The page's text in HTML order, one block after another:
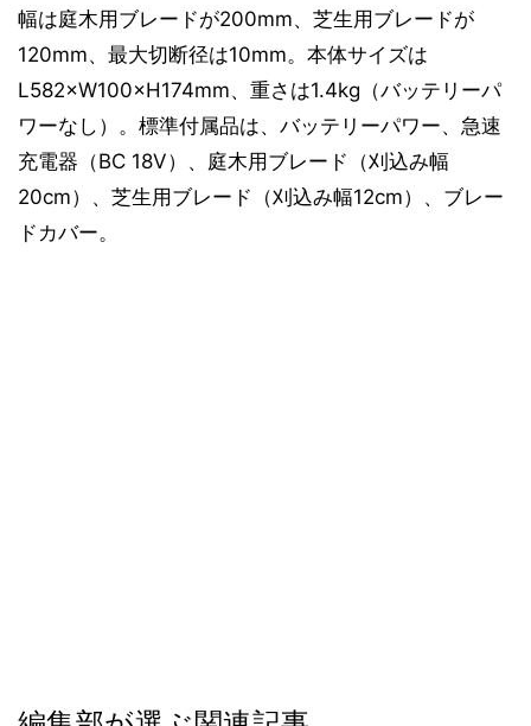
幅は庭木用ブレードが200mm、芝生用ブレードが
120mm、最大切断径は10mm。本体サイズは
L582×W100×H174mm、重さは1.4kg（バッテリーパ
ワーなし）。標準付属品は、バッテリーパワー、急速
充電器（BC 18V）、庭木用ブレード（刈込み幅
20cm）、芝生用ブレード（刈込み幅12cm）、ブレー
ドカバー。